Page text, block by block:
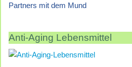
Partners mit dem Mund
Anti-Aging Lebensmittel